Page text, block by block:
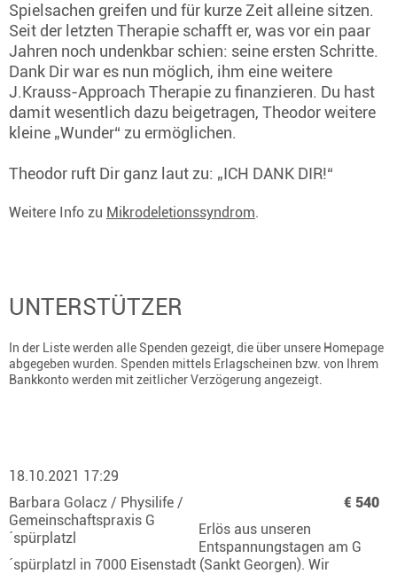
Spielsachen greifen und für kurze Zeit alleine sitzen.
Seit der letzten Therapie schafft er, was vor ein paar
Jahren noch undenkbar schien: seine ersten Schritte.
Dank Dir war es nun möglich, ihm eine weitere
J.Krauss-Approach Therapie zu finanzieren. Du hast
damit wesentlich dazu beigetragen, Theodor weitere
kleine „Wunder“ zu ermöglichen.
Theodor ruft Dir ganz laut zu: „ICH DANK DIR!“
Weitere Info zu Mikrodeletionssyndrom.
UNTERSTÜTZER
In der Liste werden alle Spenden gezeigt, die über unsere Homepage
abgegeben wurden. Spenden mittels Erlagscheinen bzw. von Ihrem
Bankkonto werden mit zeitlicher Verzögerung angezeigt.
18.10.2021 17:29
Barbara Golacz / Physilife /
Gemeinschaftspraxis G
´spürplatzl
€ 540
Erlös aus unseren
Entspannungstagen am G
´spürplatzl in 7000 Eisenstadt (Sankt Georgen). Wir